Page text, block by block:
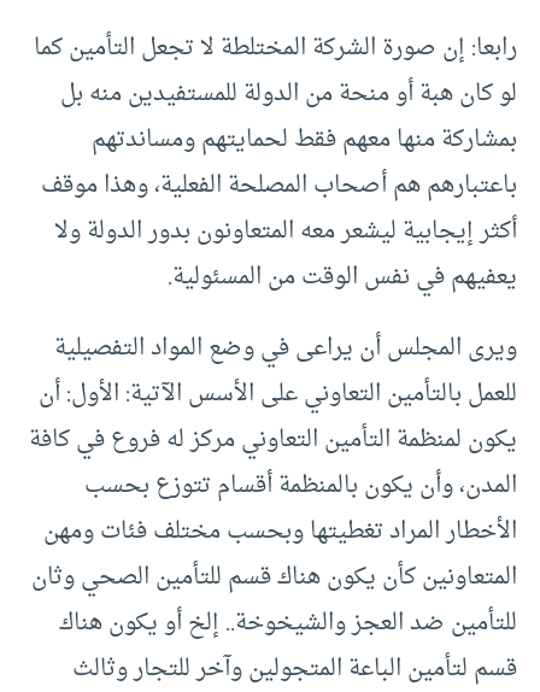
رابعا: إن صورة الشركة المختلطة لا تجعل التأمين كما
لو كان هبة أو منحة من الدولة للمستفيدين منه بل
بمشاركة منها معهم فقط لحمايتهم ومساندتهم
باعتبارهم هم أصحاب المصلحة الفعلية، وهذا موقف
أكثر إيجابية ليشعر معه المتعاونون بدور الدولة ولا
يعفيهم في نفس الوقت من المسئولية.
ويرى المجلس أن يراعى في وضع المواد التفصيلية
للعمل بالتأمين التعاوني على الأسس الآتية: الأول: أن
يكون لمنظمة التأمين التعاوني مركز له فروع في كافة
المدن، وأن يكون بالمنظمة أقسام تتوزع بحسب
الأخطار المراد تغطيتها وبحسب مختلف فئات ومهن
المتعاونين كأن يكون هناك قسم للتأمين الصحي وثان
للتأمين ضد العجز والشيخوخة.. إلخ أو يكون هناك
قسم لتأمين الباعة المتجولين وآخر للتجار وثالث